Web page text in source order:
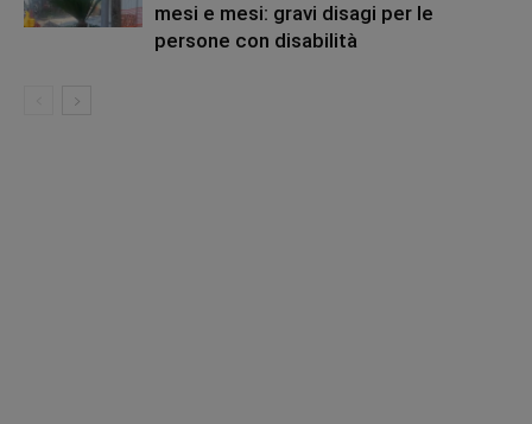
mesi e mesi: gravi disagi per le
persone con disabilità